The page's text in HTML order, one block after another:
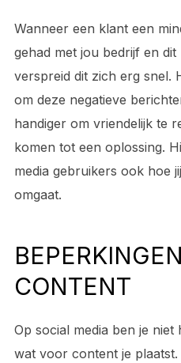
Wanneer een klant een
gehad met jou bedrijf en
verspreid dit zich erg snel.
om deze negatieve
handiger om vriendelijk te
komen tot een oplossing.
media gebruikers ook hoe
omgaat.
CONTENT
Op social media ben je
wat voor content je